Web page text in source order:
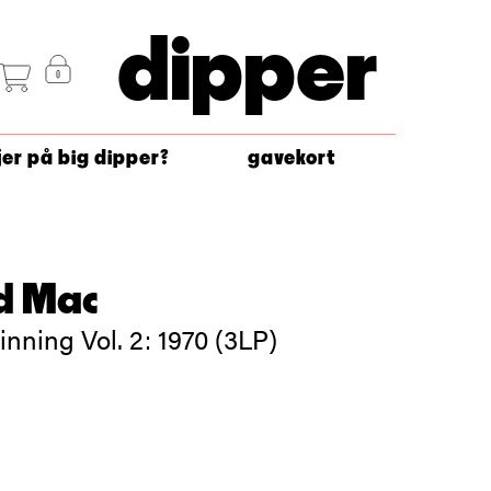
dipper
på big dipper? gavekort
Mac
Vol. 2: 1970 (3LP)